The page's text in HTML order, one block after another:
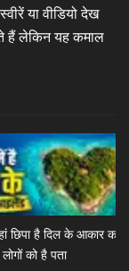
या वीडियो देख
हैं लेकिन यह कमाल
छिपा है दिल के आकार का
को है पता